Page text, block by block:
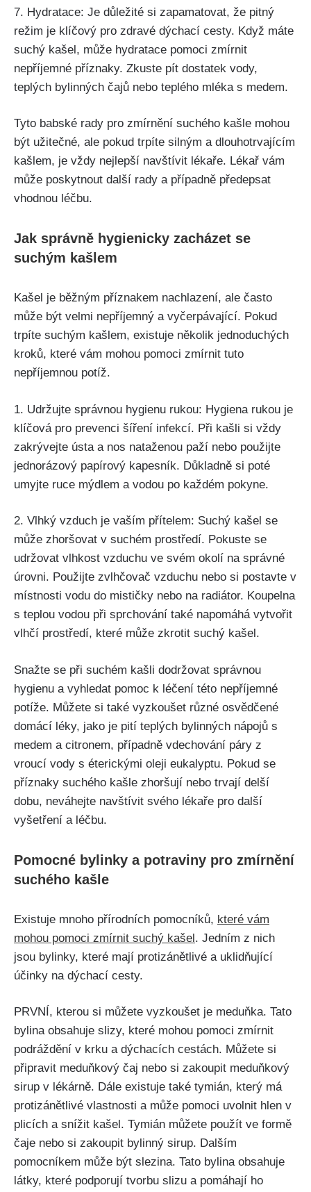
7. Hydratace: Je důležité si zapamatovat, že ​pitný​
režim⁢ je klíčový pro zdravé dýchací cesty. Když máte
suchý kašel, může hydratace pomoci zmírnit
nepříjemné příznaky. Zkuste pít dostatek vody,
teplých bylinných čajů⁢ nebo ‍teplého mléka s ​medem.
Tyto babské rady pro zmírnění suchého kašle mohou
být užitečné, ale pokud trpíte silným⁤ a dlouhotrvajícím
kašlem, je vždy​ nejlepší navštívit lékaře.‌ Lékař‌ vám
může​ poskytnout⁣ další rady a případně předepsat‍
vhodnou léčbu.
Jak správně ‌hygienicky zacházet se
suchým kašlem
Kašel⁢ je běžným příznakem​ nachlazení, ale ‌často
může⁣ být velmi nepříjemný a vyčerpávající. Pokud
trpíte suchým kašlem, existuje několik jednoduchých
kroků, které vám mohou pomoci zmírnit tuto
nepříjemnou potíž.
1. Udržujte správnou hygienu rukou: Hygiena rukou je
klíčová pro prevenci šíření infekcí. ⁣Při kašli si vždy
zakrývejte ústa a nos nataženou paží nebo použijte
jednorázový papírový‍ kapesník. Důkladně‍ si poté
umyjte ruce mýdlem a vodou​ po každém pokyne.
2. Vlhký vzduch je vaším přítelem: Suchý kašel ‌se
může zhoršovat v suchém prostředí. ⁣Pokuste⁤ se‍
udržovat vlhkost vzduchu ve svém okolí na správné
úrovni. Použijte⁤ zvlhčovač vzduchu​ nebo si postavte v
místnosti vodu do⁤ mističky nebo na radiátor. Koupelna
s‌ teplou ⁤vodou při ⁣sprchování také napomáhá⁢ vytvořit
vlhčí ⁤prostředí, které‍ může zkrotit suchý kašel.
Snažte se ⁤při suchém kašli dodržovat správnou⁤
hygienu​ a vyhledat pomoc k léčení této nepříjemné
potíže. Můžete si také vyzkoušet různé osvědčené
domácí léky, jako je pití teplých bylinných nápojů s‍
medem a citronem, případně vdechování páry z
vroucí vody⁤ s éterickými oleji eukalyptu. Pokud se
příznaky suchého kašle zhoršují nebo trvají‌ delší
‌dobu, neváhejte navštívit svého lékaře pro další
vyšetření a léčbu.
Pomocné bylinky a potraviny pro zmírnění
suchého kašle
Existuje mnoho přírodních pomocníků, které vám
mohou pomoci zmírnit suchý kašel. Jedním⁤ z nich
jsou​ bylinky, které​ mají protizánětlivé a ‍uklidňující
‌účinky na dýchací cesty.
PRVNÍ, kterou si můžete vyzkoušet je meduňka. Tato
bylina obsahuje slizy,⁣ které ​mohou ​pomoci zmírnit
podráždění v krku a dýchacích cestách. Můžete si
připravit ⁤meduňkový čaj nebo si zakoupit meduňkový
sirup v lékárně. Dále existuje také tymián, který má
protizánětlivé ‌vlastnosti ⁤a může pomoci uvolnit hlen ⁤v‍
plicích a snížit kašel. Tymián můžete použít ve⁤ formě
čaje nebo si zakoupit bylinný sirup. Dalším
pomocníkem může být slezina. Tato⁣ bylina⁣ obsahuje
‍látky, které podporují tvorbu slizu a pomáhají ho